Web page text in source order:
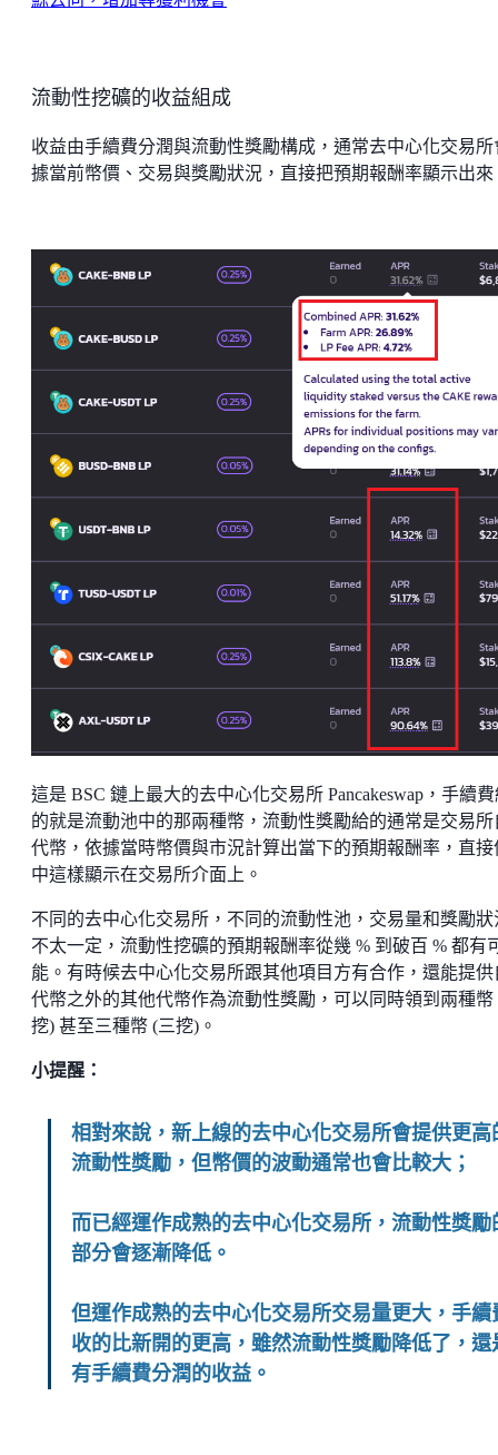
流動性挖礦的收益組成
收益由手續費分潤與流動性獎勵構成，通常去中心化交易所
據當前幣價、交易與獎勵狀況，直接把預期報酬率顯示出來
這是 BSC 鏈上最大的去中心化交易所 Pancakeswap，手續
的就是流動池中的那兩種幣，流動性獎勵給的通常是交易所
代幣，依據當時幣價與市況計算出當下的預期報酬率，直接
中這樣顯示在交易所介面上。
不同的去中心化交易所，不同的流動性池，交易量和獎勵狀
不太一定，流動性挖礦的預期報酬率從幾 % 到破百 % 都有
能。有時候去中心化交易所跟其他項目方有合作，還能提供
代幣之外的其他代幣作為流動性獎勵，可以同時領到兩種幣
挖) 甚至三種幣 (三挖)。
小提醒：
相對來說，新上線的去中心化交易所會提供更高
流動性獎勵，但幣價的波動通常也會比較大；
而已經運作成熟的去中心化交易所，流動性獎勵
部分會逐漸降低。
但運作成熟的去中心化交易所交易量更大，手續
收的比新開的更高，雖然流動性獎勵降低了，還
有手續費分潤的收益。